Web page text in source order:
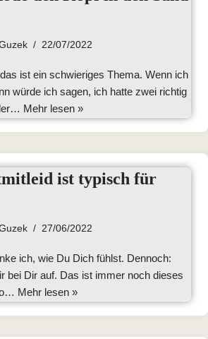
22/07/2022
ist ein schwieriges Thema. Wenn ich
würde ich sagen, ich hatte zwei richtig
Mehr lesen »
ist typisch für
27/06/2022
ich, wie Du Dich fühlst. Dennoch:
bei Dir auf. Das ist immer noch dieses
Mehr lesen »